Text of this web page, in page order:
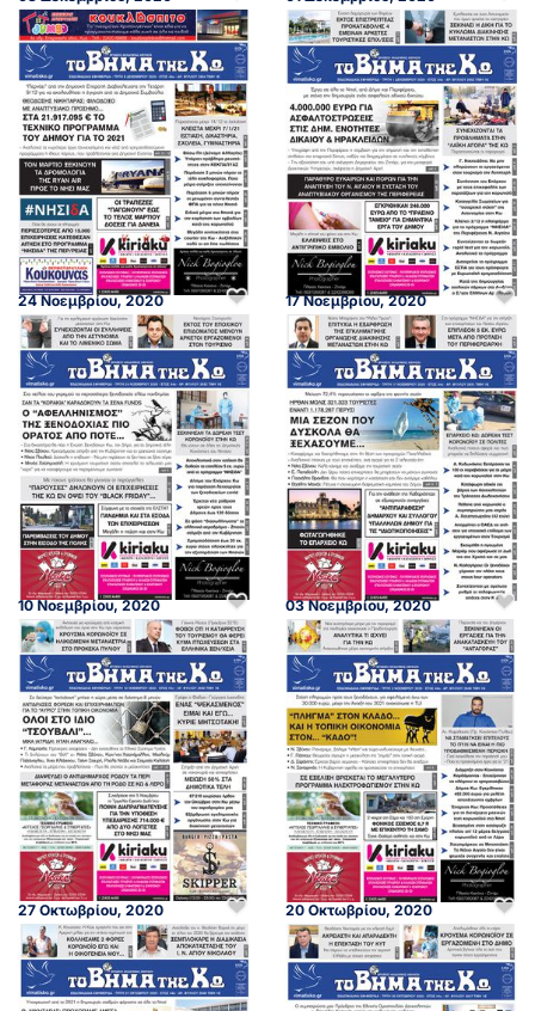
24 Νοεμβρίου, 2020 17 Νοεμβρίου, 2020
10 Νοεμβρίου, 2020 03 Νοεμβρίου, 2020
27 Οκτωβρίου, 2020 20 Οκτωβρίου, 2020